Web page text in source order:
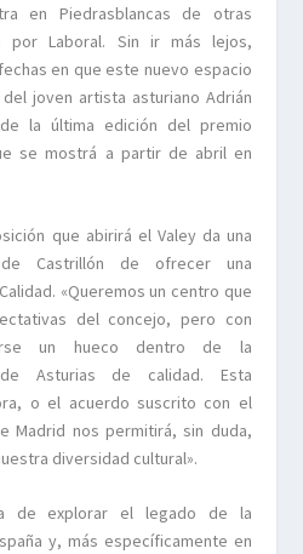
en Piedrasblancas de otras
por Laboral. Sin ir más lejos,
en que este nuevo espacio
joven artista asturiano Adrián
la última edición del premio
se mostrá a partir de abril en
que abirirá el Valey da una
Castrillón de ofrecer una
«Queremos un centro que
del concejo, pero con
un hueco dentro de la
Asturias de calidad. Esta
o el acuerdo suscrito con el
Madrid nos permitirá, sin duda,
diversidad cultural».
de explorar el legado de la
y, más específicamente en